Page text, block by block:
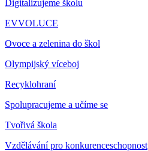
Digitalizujeme školu
EVVOLUCE
Ovoce a zelenina do škol
Olympijský víceboj
Recyklohraní
Spolupracujeme a učíme se
Tvořivá škola
Vzdělávání pro konkurenceschopnost